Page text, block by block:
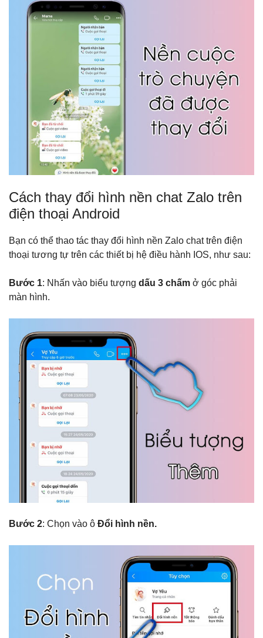
Cách thay đổi hình nền chat Zalo trên
điện thoại Android
Bạn có thể thao tác thay đổi hình nền Zalo chat trên điện
thoại tương tự trên các thiết bị hệ điều hành IOS, như sau:
Bước 1: Nhấn vào biểu tượng dấu 3 chấm ở góc phải
màn hình.
Bước 2: Chọn vào ô Đổi hình nền.